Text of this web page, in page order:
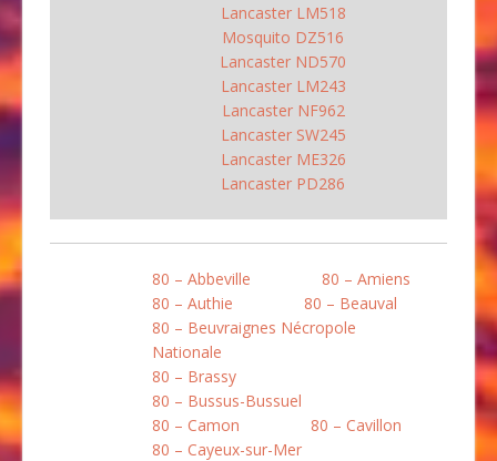
Lancaster LM518
Mosquito DZ516
Lancaster ND570
Lancaster LM243
Lancaster NF962
Lancaster SW245
Lancaster ME326
Lancaster PD286
80 – Abbeville
80 – Amiens
80 – Authie
80 – Beauval
80 – Beuvraignes Nécropole
Nationale
80 – Brassy
80 – Bussus-Bussuel
80 – Camon
80 – Cavillon
80 – Cayeux-sur-Mer